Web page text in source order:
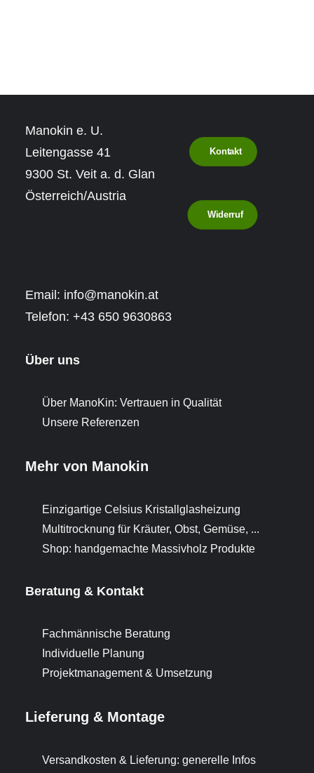
Manokin e. U.
Leitengasse 41
9300 St. Veit a. d. Glan
Österreich/Austria
Kontakt
Widerruf
Email: info@manokin.at
Telefon: +43 650 9630863
Über uns
Über ManoKin: Vertrauen in Qualität
Unsere Referenzen
Mehr von Manokin
Einzigartige Celsius Kristallglasheizung
Multitrocknung für Kräuter, Obst, Gemüse, ...
Shop: handgemachte Massivholz Produkte
Beratung & Kontakt
Fachmännische Beratung
Individuelle Planung
Projektmanagement & Umsetzung
Lieferung & Montage
Versandkosten & Lieferung: generelle Infos